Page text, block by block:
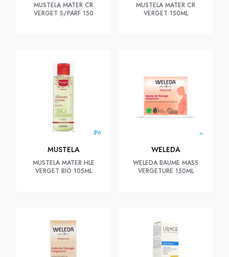
MUSTELA MATER CR
VERGET S/PARF 150
MUSTELA MATER CR
VERGET 150ML
MUSTELA
MUSTELA MATER HLE
VERGET BIO 105ML
WELEDA
WELEDA BAUME MASS
VERGETURE 150ML